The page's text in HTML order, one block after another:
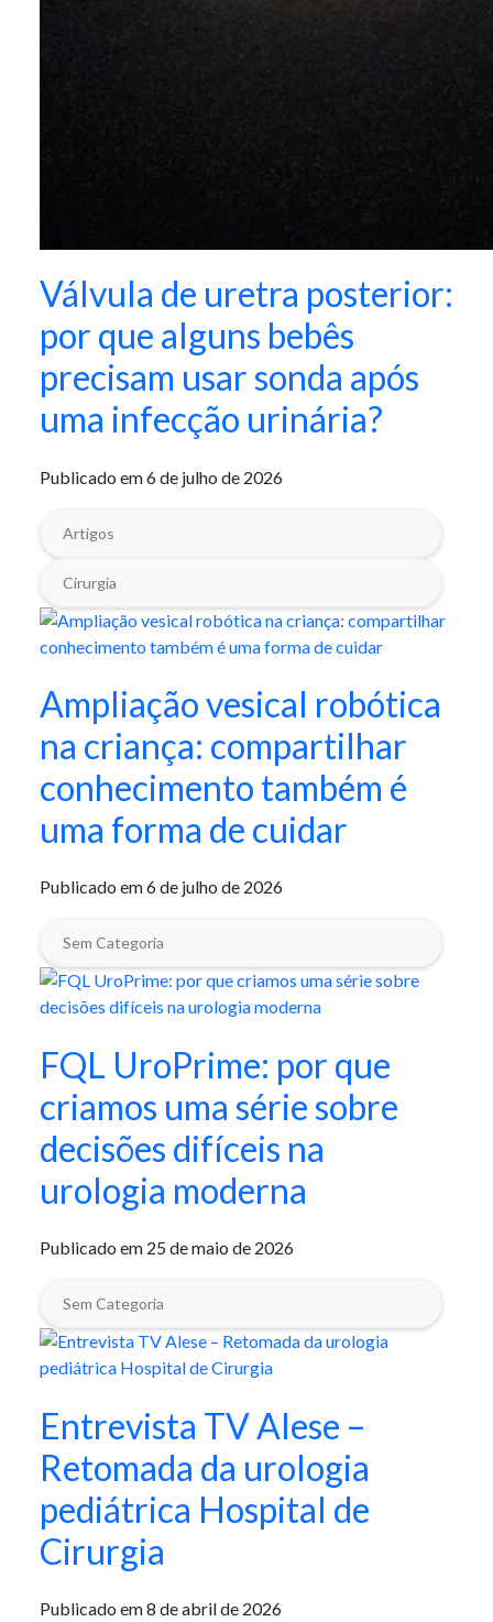
Válvula de uretra posterior:
por que alguns bebês
precisam usar sonda após
uma infecção urinária?
Publicado em 6 de julho de 2026
Artigos
Cirurgia
Ampliação vesical robótica
na criança: compartilhar
conhecimento também é
uma forma de cuidar
Publicado em 6 de julho de 2026
Sem Categoria
FQL UroPrime: por que
criamos uma série sobre
decisões difíceis na
urologia moderna
Publicado em 25 de maio de 2026
Sem Categoria
Entrevista TV Alese –
Retomada da urologia
pediátrica Hospital de
Cirurgia
Publicado em 8 de abril de 2026